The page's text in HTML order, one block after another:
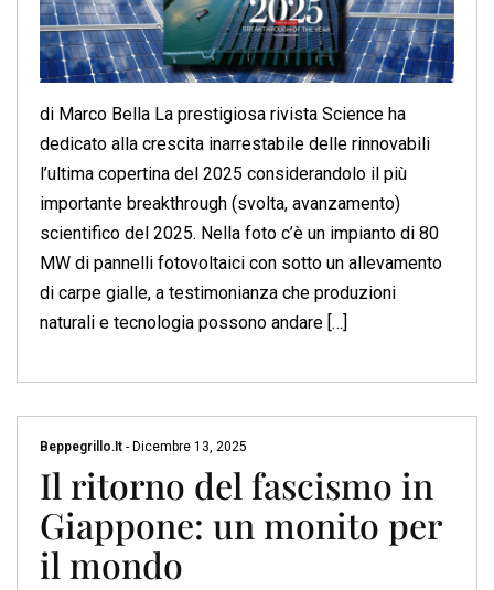
di Marco Bella La prestigiosa rivista Science ha
dedicato alla crescita inarrestabile delle rinnovabili
l’ultima copertina del 2025 considerandolo il più
importante breakthrough (svolta, avanzamento)
scientifico del 2025. Nella foto c’è un impianto di 80
MW di pannelli fotovoltaici con sotto un allevamento
di carpe gialle, a testimonianza che produzioni
naturali e tecnologia possono andare […]
Beppegrillo.it - Dicembre 13, 2025
Il ritorno del fascismo in
Giappone: un monito per
il mondo